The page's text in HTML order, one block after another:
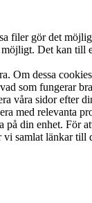
filer gör det
Det kan
Om dessa
som fungerar
våra sidor efter
med relevanta
din enhet. För
samlat länkar till